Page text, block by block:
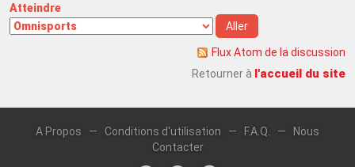
Atteindre
Flux Atom de la discussion
Retourner à l'accueil du site
A Propos — Conditions d'utilisation — F.A.Q. —
Nous
Contacter